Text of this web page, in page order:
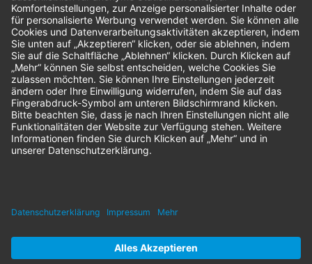
Geprüfter Shop
* Alle Preise zzgl. gesetzlicher Mehrwertsteuer